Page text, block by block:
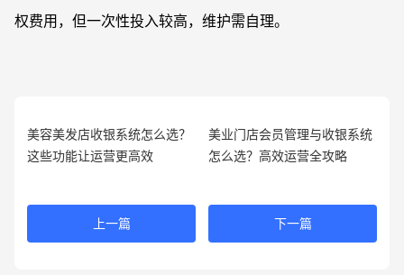
权费用，但一次性投入较高，维护需自理。
美容美发店收银系统怎么选？
这些功能让运营更高效
上一篇
美业门店会员管理与收银系统
怎么选？高效运营全攻略
下一篇